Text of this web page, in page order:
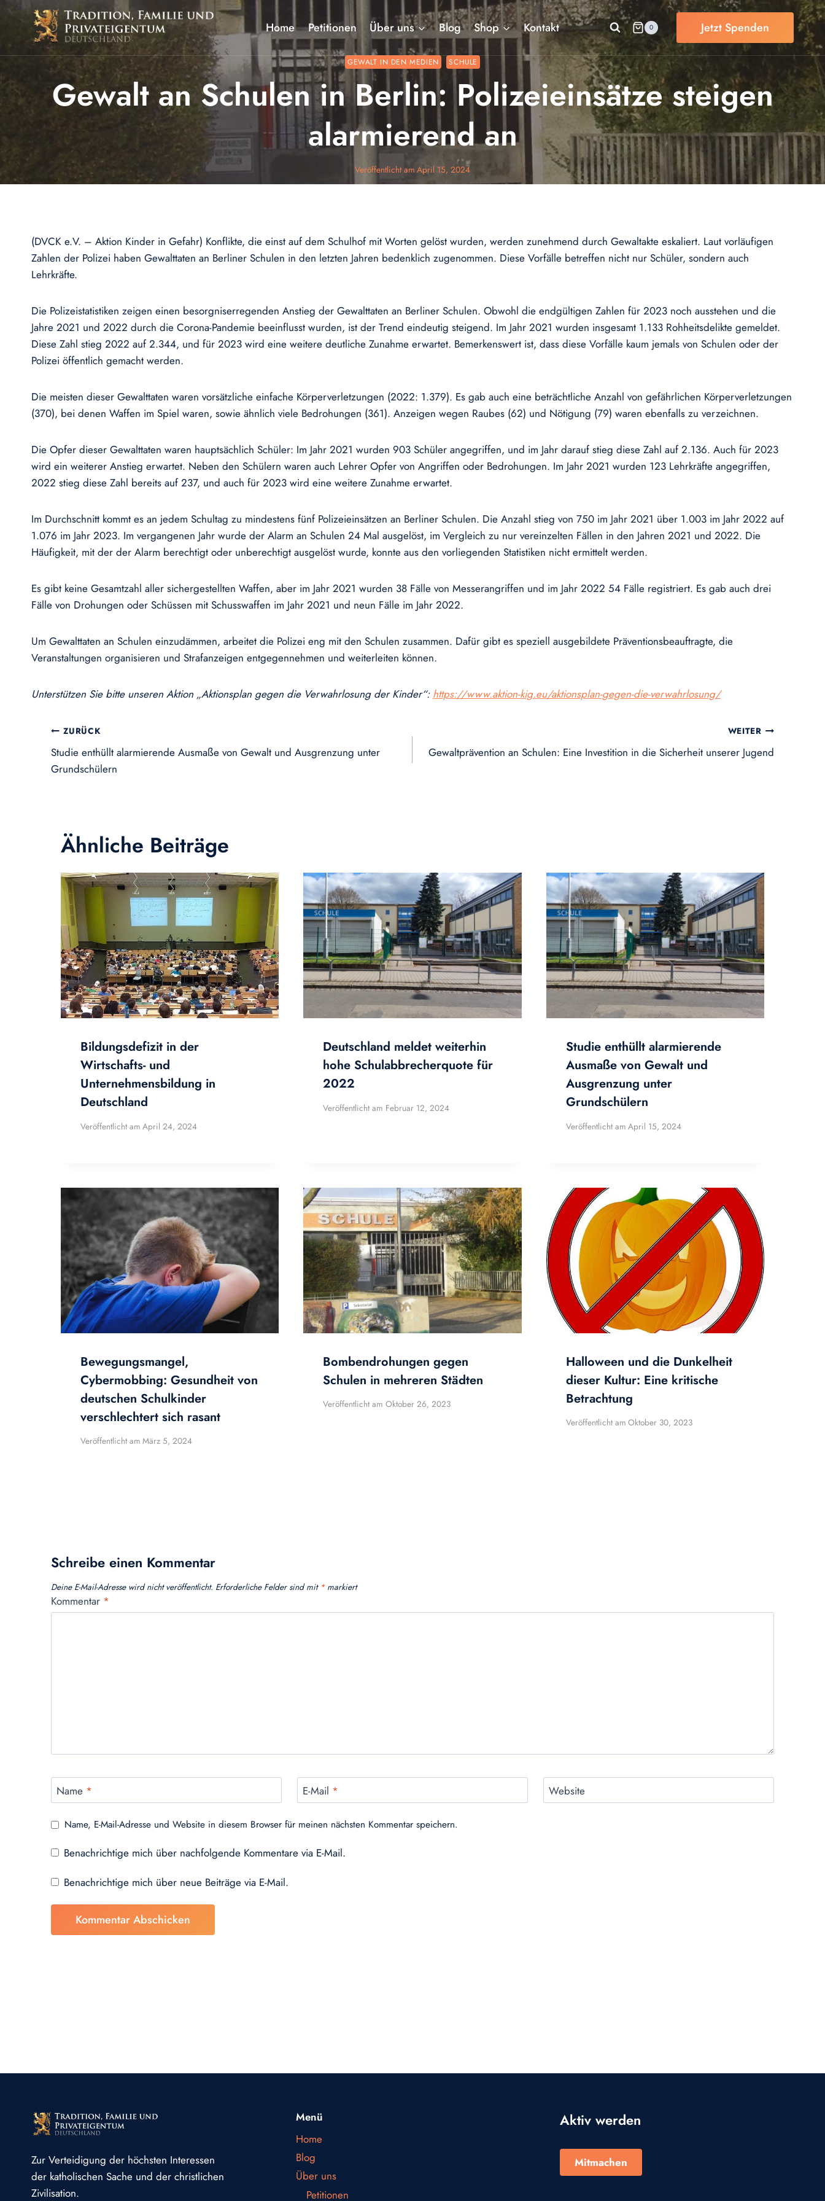
springen
Home Petitionen Über uns Blog Shop Kontakt 0 Jetzt Spenden
GEWALT IN DEN MEDIEN SCHULE
Gewalt an Schulen in Berlin: Polizeieinsätze steigen
alarmierend an
Veröffentlicht am April 15, 2024
(DVCK e.V. – Aktion Kinder in Gefahr) Konflikte, die einst auf dem Schulhof mit Worten gelöst wurden, werden zunehmend durch Gewaltakte eskaliert. Laut vorläufigen
Zahlen der Polizei haben Gewalttaten an Berliner Schulen in den letzten Jahren bedenklich zugenommen. Diese Vorfälle betreffen nicht nur Schüler, sondern auch
Lehrkräfte.
Die Polizeistatistiken zeigen einen besorgniserregenden Anstieg der Gewalttaten an Berliner Schulen. Obwohl die endgültigen Zahlen für 2023 noch ausstehen und die
Jahre 2021 und 2022 durch die Corona-Pandemie beeinflusst wurden, ist der Trend eindeutig steigend. Im Jahr 2021 wurden insgesamt 1.133 Rohheitsdelikte gemeldet.
Diese Zahl stieg 2022 auf 2.344, und für 2023 wird eine weitere deutliche Zunahme erwartet. Bemerkenswert ist, dass diese Vorfälle kaum jemals von Schulen oder der
Polizei öffentlich gemacht werden.
Die meisten dieser Gewalttaten waren vorsätzliche einfache Körperverletzungen (2022: 1.379). Es gab auch eine beträchtliche Anzahl von gefährlichen Körperverletzungen
(370), bei denen Waffen im Spiel waren, sowie ähnlich viele Bedrohungen (361). Anzeigen wegen Raubes (62) und Nötigung (79) waren ebenfalls zu verzeichnen.
Die Opfer dieser Gewalttaten waren hauptsächlich Schüler: Im Jahr 2021 wurden 903 Schüler angegriffen, und im Jahr darauf stieg diese Zahl auf 2.136. Auch für 2023
wird ein weiterer Anstieg erwartet. Neben den Schülern waren auch Lehrer Opfer von Angriffen oder Bedrohungen. Im Jahr 2021 wurden 123 Lehrkräfte angegriffen,
2022 stieg diese Zahl bereits auf 237, und auch für 2023 wird eine weitere Zunahme erwartet.
Im Durchschnitt kommt es an jedem Schultag zu mindestens fünf Polizeieinsätzen an Berliner Schulen. Die Anzahl stieg von 750 im Jahr 2021 über 1.003 im Jahr 2022 auf
1.076 im Jahr 2023. Im vergangenen Jahr wurde der Alarm an Schulen 24 Mal ausgelöst, im Vergleich zu nur vereinzelten Fällen in den Jahren 2021 und 2022. Die
Häufigkeit, mit der der Alarm berechtigt oder unberechtigt ausgelöst wurde, konnte aus den vorliegenden Statistiken nicht ermittelt werden.
Es gibt keine Gesamtzahl aller sichergestellten Waffen, aber im Jahr 2021 wurden 38 Fälle von Messerangriffen und im Jahr 2022 54 Fälle registriert. Es gab auch drei
Fälle von Drohungen oder Schüssen mit Schusswaffen im Jahr 2021 und neun Fälle im Jahr 2022.
Um Gewalttaten an Schulen einzudämmen, arbeitet die Polizei eng mit den Schulen zusammen. Dafür gibt es speziell ausgebildete Präventionsbeauftragte, die
Veranstaltungen organisieren und Strafanzeigen entgegennehmen und weiterleiten können.
Unterstützen Sie bitte unseren Aktion „Aktionsplan gegen die Verwahrlosung der Kinder“: https://www.aktion-kig.eu/aktionsplan-gegen-die-verwahrlosung/
Beitragsnavigation
ZURÜCK
Studie enthüllt alarmierende Ausmaße von Gewalt und Ausgrenzung unter
Grundschülern
WEITER
Gewaltprävention an Schulen: Eine Investition in die Sicherheit unserer Jugend
Ähnliche Beiträge
Bildungsdefizit in der
Wirtschafts- und
Unternehmensbildung in
Deutschland
Veröffentlicht am April 24, 2024
Deutschland meldet weiterhin
hohe Schulabbrecherquote für
2022
Veröffentlicht am Februar 12, 2024
Studie enthüllt alarmierende
Ausmaße von Gewalt und
Ausgrenzung unter
Grundschülern
Veröffentlicht am April 15, 2024
Bewegungsmangel,
Cybermobbing: Gesundheit von
deutschen Schulkinder
verschlechtert sich rasant
Veröffentlicht am März 5, 2024
Bombendrohungen gegen
Schulen in mehreren Städten
Veröffentlicht am Oktober 26, 2023
Halloween und die Dunkelheit
dieser Kultur: Eine kritische
Betrachtung
Veröffentlicht am Oktober 30, 2023
Schreibe einen Kommentar
Deine E-Mail-Adresse wird nicht veröffentlicht. Erforderliche Felder sind mit *markiert
Kommentar *
Name * E-Mail * Website
Name, E-Mail-Adresse und Website in diesem Browser für meinen nächsten Kommentar speichern.
Benachrichtige mich über nachfolgende Kommentare via E-Mail.
Benachrichtige mich über neue Beiträge via E-Mail.
Zur Verteidigung der höchsten Interessen
der katholischen Sache und der christlichen
Zivilisation.
Menü
Home
Blog
Über uns
Petitionen
Aktiv werden
Mitmachen